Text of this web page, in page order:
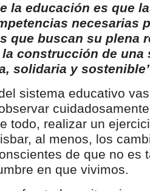
la educación es que
necesarias
que buscan su plena
construcción de una
solidaria y
sistema educativo
todo, realizar un
al menos, los
de que no es
en que vivimos.